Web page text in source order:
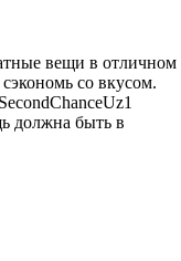
вещи в отличном
со вкусом.
должна быть в